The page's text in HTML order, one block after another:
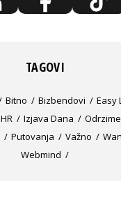
TAGOVI
Bitno Bizbendovi
Easy
HR Izjava Dana
Odrzime
Putovanja Važno
Webmind